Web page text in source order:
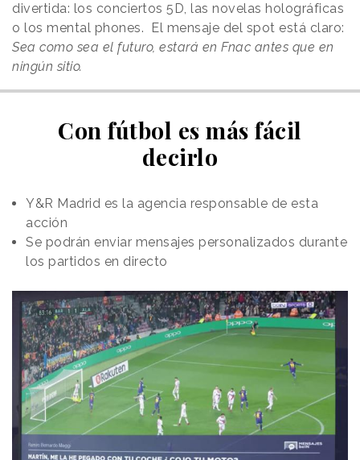
divertida: los conciertos 5D, las novelas holográficas
o los mental phones. El mensaje del spot está claro:
Sea como sea el futuro, estará en Fnac antes que en
ningún sitio.
Con fútbol es más fácil
decirlo
Y&R Madrid es la agencia responsable de esta
acción
Se podrán enviar mensajes personalizados durante
los partidos en directo